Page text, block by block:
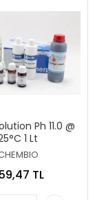
Ph 11.0 @
25°C 1 Lt
TL